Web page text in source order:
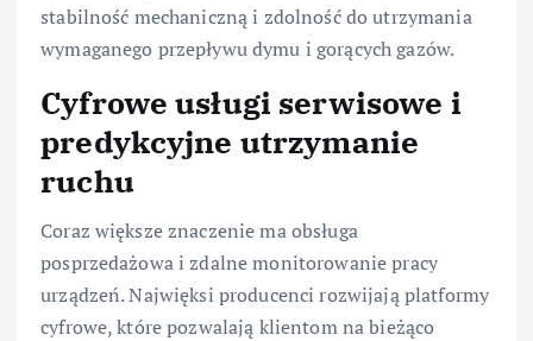
stabilność mechaniczną i zdolność do utrzymania
wymaganego przepływu dymu i gorących gazów.
Cyfrowe usługi serwisowe i
predykcyjne utrzymanie
ruchu
Coraz większe znaczenie ma obsługa
posprzedażowa i zdalne monitorowanie pracy
urządzeń. Najwięksi producenci rozwijają platformy
cyfrowe, które pozwalają klientom na bieżąco